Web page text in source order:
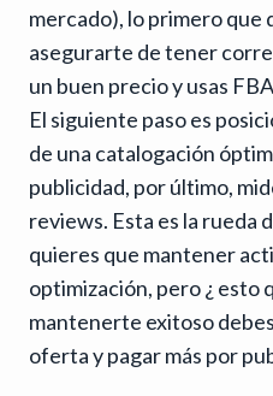
mercado), lo primero que
asegurarte de tener
un buen precio y usas
El siguiente paso es
de una catalogación
publicidad, por último,
reviews. Esta es la rueda
quieres que mantener
optimización, pero ¿ esto
mantenerte exitoso
oferta y pagar más por